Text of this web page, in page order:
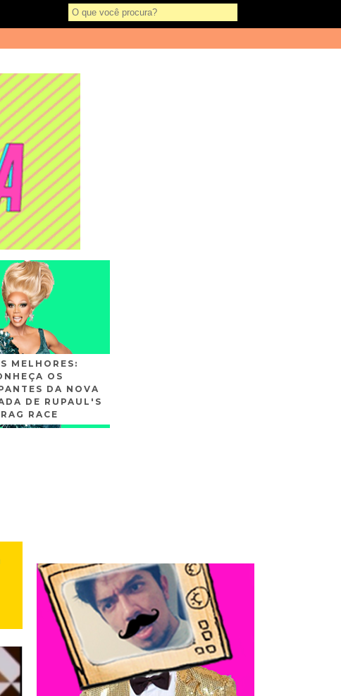
MELHORES:
OS
DA NOVA
DE RUPAUL'S
RACE